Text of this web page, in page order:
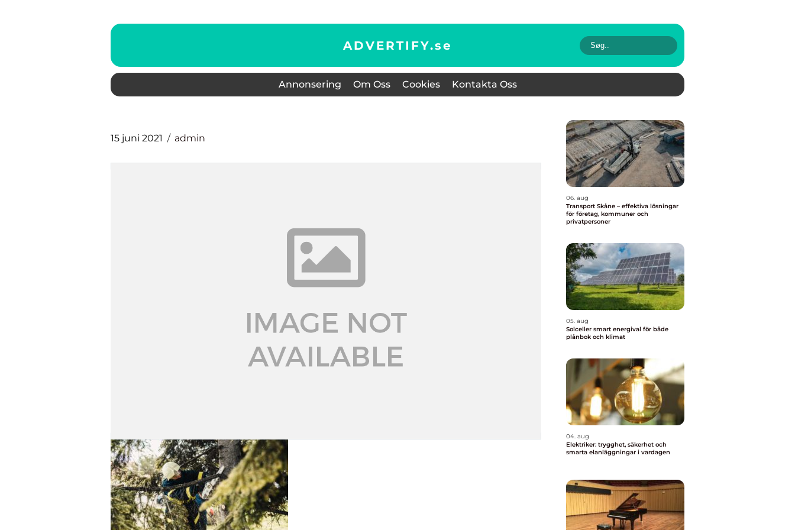
ADVERTIFY.se
Annonsering Om Oss Cookies Kontakta Oss
15 juni 2021 admin
06. aug
Transport Skåne – effektiva lösningar
för företag, kommuner och
privatpersoner
05. aug
Solceller smart energival för både
plånbok och klimat
04. aug
Elektriker: trygghet, säkerhet och
smarta elanläggningar i vardagen